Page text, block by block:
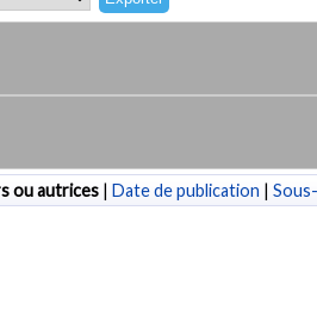
ou autrices | Date de publication |